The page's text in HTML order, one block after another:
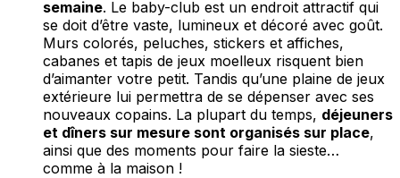
semaine. Le baby-club est un endroit attractif qui
se doit d’être vaste, lumineux et décoré avec goût.
Murs colorés, peluches, stickers et affiches,
cabanes et tapis de jeux moelleux risquent bien
d’aimanter votre petit. Tandis qu’une plaine de jeux
extérieure lui permettra de se dépenser avec ses
nouveaux copains. La plupart du temps, déjeuners
et dîners sur mesure sont organisés sur place,
ainsi que des moments pour faire la sieste…
comme à la maison !